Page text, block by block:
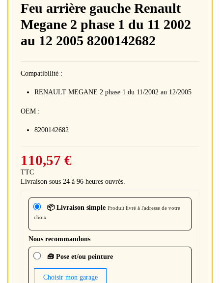
Feu arrière gauche Renault
Megane 2 phase 1 du 11 2002
au 12 2005 8200142682
Compatibilité :
RENAULT MEGANE 2 phase 1 du 11/2002 au 12/2005
OEM :
8200142682
110,57 €
TTC
Livraison sous 24 à 96 heures ouvrés.
📦 Livraison simple Produit livré à l'adresse de votre
choix
Nous recommandons
🧰 Pose et/ou peinture
Choisir mon garage